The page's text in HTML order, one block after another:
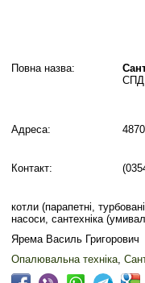
Повна назва:
СПД
Адреса:
Контакт:
котли (парапетні,
насоси, сантехніка
Ярема Василь Григорович
Опалювальна техніка,